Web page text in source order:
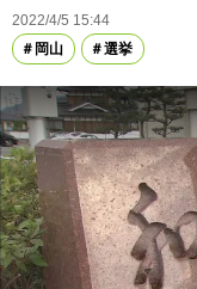
2022/4/5 15:44
岡山
選挙